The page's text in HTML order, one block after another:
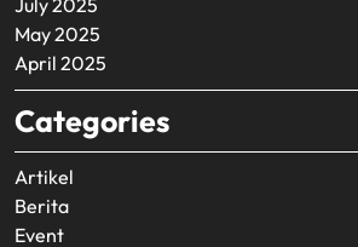
May 2025
April 2025
Categories
Artikel
Berita
Event